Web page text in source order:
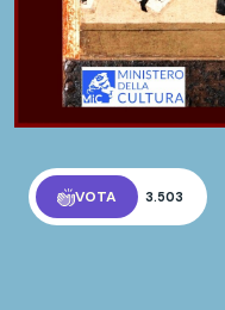
VOTA 3.503